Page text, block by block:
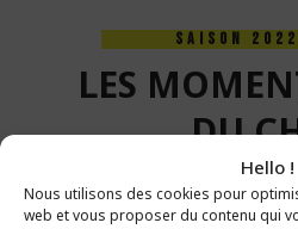
Hello !
Nous utilisons des cookies pour
web et vous proposer du contenu qui
SAISON
LES
DU